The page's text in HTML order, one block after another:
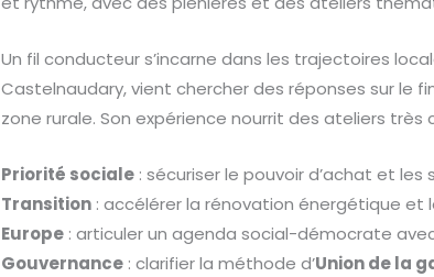
Un fil conducteur s’incarne dans les trajectoires
Castelnaudary, vient chercher des réponses sur le
zone rurale. Son expérience nourrit des ateliers très
Priorité sociale : sécuriser le pouvoir d’achat et
Transition : accélérer la rénovation énergétique et
Europe : articuler un agenda social-démocrate
Gouvernance : clarifier la méthode d’Union de la